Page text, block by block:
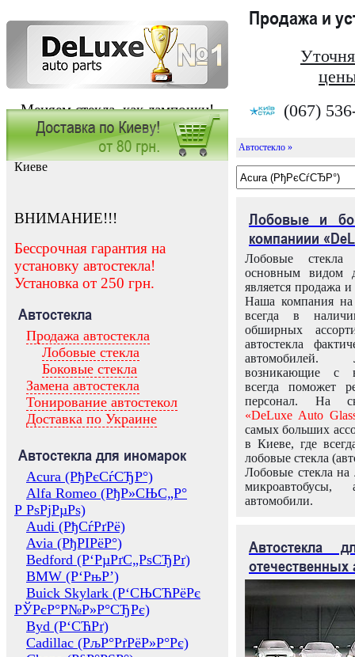
Меняем стекла, как лампочки!
Продажа и
(067)
Заказать установку автостекла в
Киеве
ВНИМАНИЕ!!!
Бессрочная гарантия на
установку автостекла!
Установка от 250 грн.
Автостекла
Продажа автостекла
Лобовые стекла
Боковые стекла
Замена автостекла
Тонирование автостекол
Доставка по Украине
Автостекла для иномарок
Acura (РђРєСѓСЂР°)
Alfa Romeo (РђР»СЊС„Р°
Р РѕРјРµРѕ)
Audi (РђСѓРґРё)
Avia (РђРІРёР°)
Bedford (Р‘РµРґС„РѕСЂРґ)
BMW (Р‘РњР’)
Buick Skylark (Р‘СЊСЋРёРє
РЎРєР°Р№Р»Р°СЂРє)
Byd (Р‘СЋРґ)
Cadillac (РљР°РґРёР»Р°Рє)
Автостекло »
Лобовые и
компаниии
Лобовые
основным видом
является продажа и
Наша компания на
всегда в
обширных
автостекла
возникающие с
всегда поможет
персонал. На
«DeLuxe Auto
самых больших
в Киеве, где
лобовые стекла
Лобовые стекла на
микроавтобусы,
автомобили.
Автостекла
отечественных